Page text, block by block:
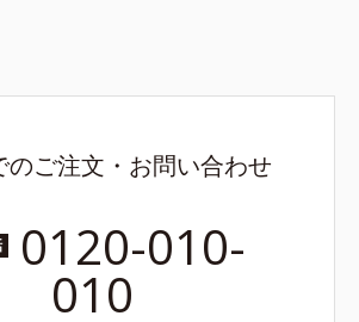
のご注文・お問い合わせ
0120-010-
010